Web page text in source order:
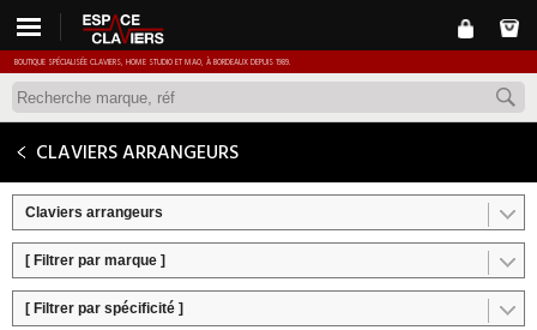
BOUTIQUE SPÉCIALISÉE CLAVIERS, HOME STUDIO ET MAO, À BORDEAUX DEPUIS 1989.
CLAVIERS ARRANGEURS
Claviers arrangeurs
[ Filtrer par marque ]
[ Filtrer par spécificité ]